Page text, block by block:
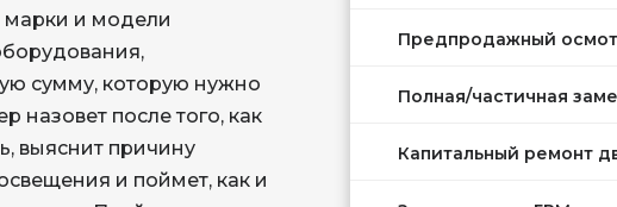
марки и модели
сумму, которую нужно
назовет после того, как
выяснит причину
и поймет, как и
Предпродажный
Предпродажный
Полная/частичная
Полная/частичная
Капитальный ремонт
Капитальный ремонт